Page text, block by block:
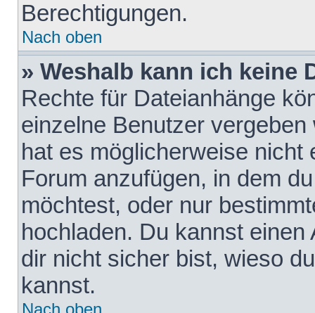
Berechtigungen.
Nach oben
» Weshalb kann ich keine
Rechte für Dateianhänge
einzelne Benutzer
hat es möglicherweise nicht
Forum anzufügen, in dem
möchtest, oder nur
hochladen. Du kannst
dir nicht sicher bist, wieso
kannst.
Nach oben